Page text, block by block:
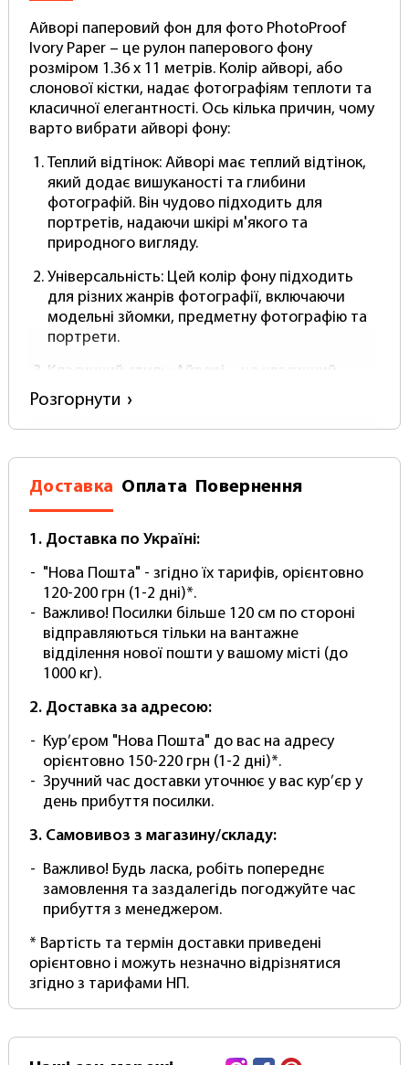
Айворі паперовий фон для фото PhotoProof
Ivory Paper– це рулон паперового фону
розміром 1.36 x 11 метрів. Колір айворі, або
слонової кістки, надає фотографіям теплоти та
класичної елегантності. Ось кілька причин, чому
варто вибрати айворі фону:
Теплий відтінок: Айворі має теплий відтінок,
який додає вишуканості та глибини
фотографій. Він чудово підходить для
портретів, надаючи шкірі м'якого та
природного вигляду.
Універсальність: Цей колір фону підходить
для різних жанрів фотографії, включаючи
модельні зйомки, предметну фотографію та
портрети.
Класичний стиль
: Айворі – це класичний
колір, який ніколи не виходить із моди. Він
надає фотографіям стильного та
передчасного вигляду.
айворі легко поєднується з різними
аксесуарами та реквізитом, дозволяючи
стильних фотографій, які радуватимуть вас та
ваших клієнтів.
PhotoProof Ivory Paper, ви можете бути
впевнені в отриманні високоякісних результатів
при кожній зйомці. Це інвестиція, яка
і відкрийте для себе різницю як.
Паперовий фон – це важливий інструмент для
фотографа, і вибір фону може суттєво вплинути
на якість фотографій. Ось кілька причин, чому
паперове тло варто розглянути:
Універсальність: Паперові фони підходять
для різних видів зйомки, включаючи
портрети, предметну фотографію та
натюрморти. Вони гнучкі та можуть
використовуватися в студії чи вдома.
Простота використання: Паперові фони легко
вирізати на потрібний розмір та форму. Вони
не вимагають особливого догляду і можуть
ушкоджуються.
Розгорнути
Доставка Оплата Повернення
1. Доставка по Україні:
"Нова Пошта" - згідно їх тарифів, орієнтовно
120-200 грн (1-2 дні)*.
Важливо! Посилки більше 120 см по стороні
відправляються тільки на вантажне
відділення нової пошти у вашому місті (до
1000 кг).
2. Доставка за адресою:
Кур’єром "Нова Пошта" до вас на адресу
орієнтовно 150-220 грн (1-2 дні)*.
Зручний час доставки уточнює у вас кур’єр у
день прибуття посилки.
3. Самовивоз з магазину/складу:
Важливо! Будь ласка, робіть попереднє
замовлення та заздалегідь погоджуйте час
прибуття з менеджером.
* Вартість та термін доставки приведені
орієнтовно і можуть незначно відрізнятися
згідно з тарифами НП.